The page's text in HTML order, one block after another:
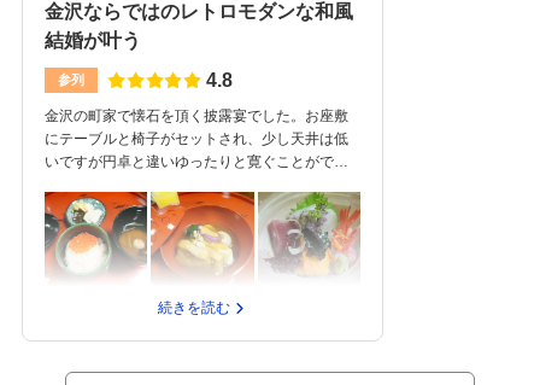
金沢ならではのレトロモダンな和風
結婚が叶う
参列 4.8
金沢の町家で懐石を頂く披露宴でした。お座敷
にテーブルと椅子がセットされ、少し天井は低
いですが円卓と違いゆったりと寛ぐことができ
婚ならではの装飾や、懐石料理の目にも鮮やか
な食材、朱色の漆塗りの器が華やかで終始楽し
めました。どの料理も美味しく、金沢の郷土料
理治部煮や、海鮮をふんだんに使ったものでし
た。お箸で食べるので気負うことなく食べられ
が美味しそうでした。ちょっと味付けは寒い地
方なので濃いめかと思います。繁華街や観光地
続きを読む